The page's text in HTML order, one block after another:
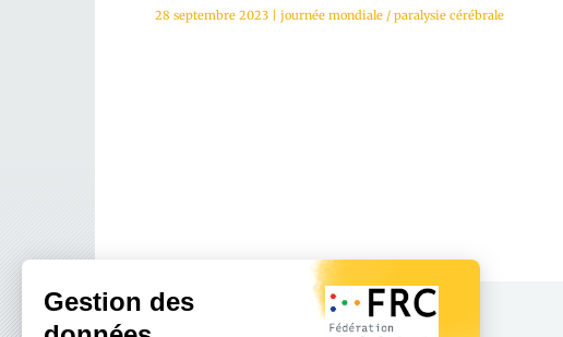
28 septembre 2023 journée mondiale / paralysie cérébrale